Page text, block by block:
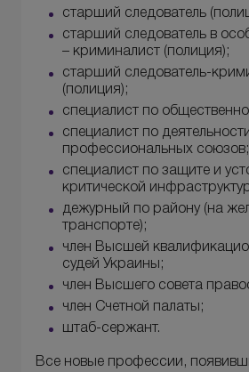
старший следователь
старший следователь в
– криминалист (полиция);
старший следователь-
(полиция);
специалист по
специалист по деятельности
профессиональных союзов;
специалист по защите и
критической
дежурный по району (на
транспорте);
член Высшей
судей Украины;
член Высшего совета
член Счетной палаты;
штаб-сержант.
Все новые профессии,